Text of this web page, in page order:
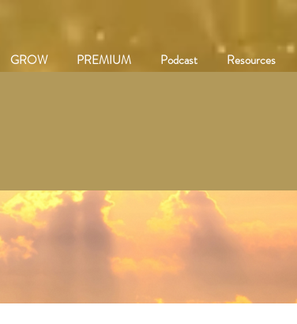
GROW PREMIUM Podcast Resources